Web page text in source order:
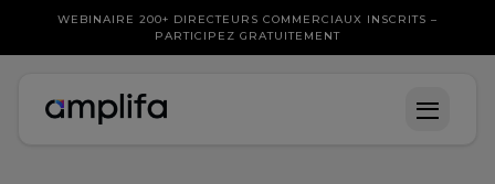
WEBINAIRE 200+ DIRECTEURS COMMERCIAUX INSCRITS –
PARTICIPEZ GRATUITEMENT